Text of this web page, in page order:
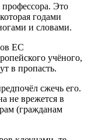
Это
годами
и словами.
ЕС
учёного,
в пропасть.
сжечь его.
не врежется в
(гражданам